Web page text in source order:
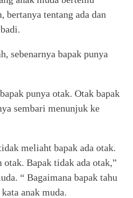
bertanya tentang ada dan
sebenarnya bapak punya
punya otak. Otak bapak
sembari menunjuk ke
meliaht bapak ada otak.
Bapak tidak ada otak,”
“ Bagaimana bapak tahu
anak muda.